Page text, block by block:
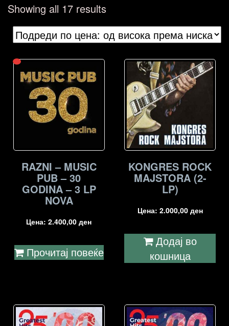
Showing all 17 resultsSorted
by
price:
RAZNI – MUSIC
PUB – 30
GODINA – 3 LP
NOVA
Цена:2.400,00ден
Прочитај повеќе
KONGRES ROCK
MAJSTORA (2-
LP)
Цена: 2.000,00 ден
Додај во
кошница